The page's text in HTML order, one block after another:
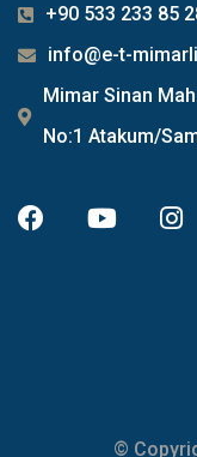
+90 533 233 85
info@e-t-
Mimar Sinan
No:1 Atakum/
©